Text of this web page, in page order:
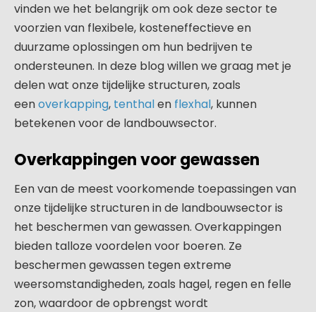
vinden we het belangrijk om ook deze sector te
voorzien van flexibele, kosteneffectieve en
duurzame oplossingen om hun bedrijven te
ondersteunen. In deze blog willen we graag met je
delen wat onze tijdelijke structuren, zoals
eenoverkapping, tenthalen flexhal, kunnen
betekenen voor de landbouwsector.
Overkappingen voor gewassen
Een van de meest voorkomende toepassingen van
onze tijdelijke structuren in de landbouwsector is
het beschermen van gewassen. Overkappingen
bieden talloze voordelen voor boeren. Ze
beschermen gewassen tegen extreme
weersomstandigheden, zoals hagel, regen en felle
zon, waardoor de opbrengst wordt